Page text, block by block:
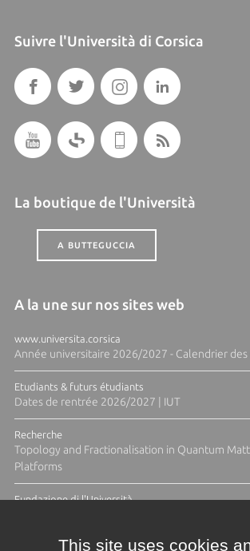
Suivre l'Università di Corsica
La boutique de l'Università
A BUTTEGUCCIA
A la une sur nos sites web
www.universita.corsica
Année universitaire 2026/2027 - Calendrier
Etudiants & futurs étudiants
Dates de rentrée 2026/2027 | IUT
Recherche
Topology and Fractionalisation in Quantum
Platforms
Fundazione di l'Università
This site uses cookies